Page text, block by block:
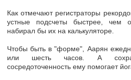
Как отмечают регистраторы
устные подсчеты быстрее, чем
набирал бы их на калькуляторе.
Чтобы быть в "форме", Аарян
или шесть часов. А
сосредоточенность ему помогает